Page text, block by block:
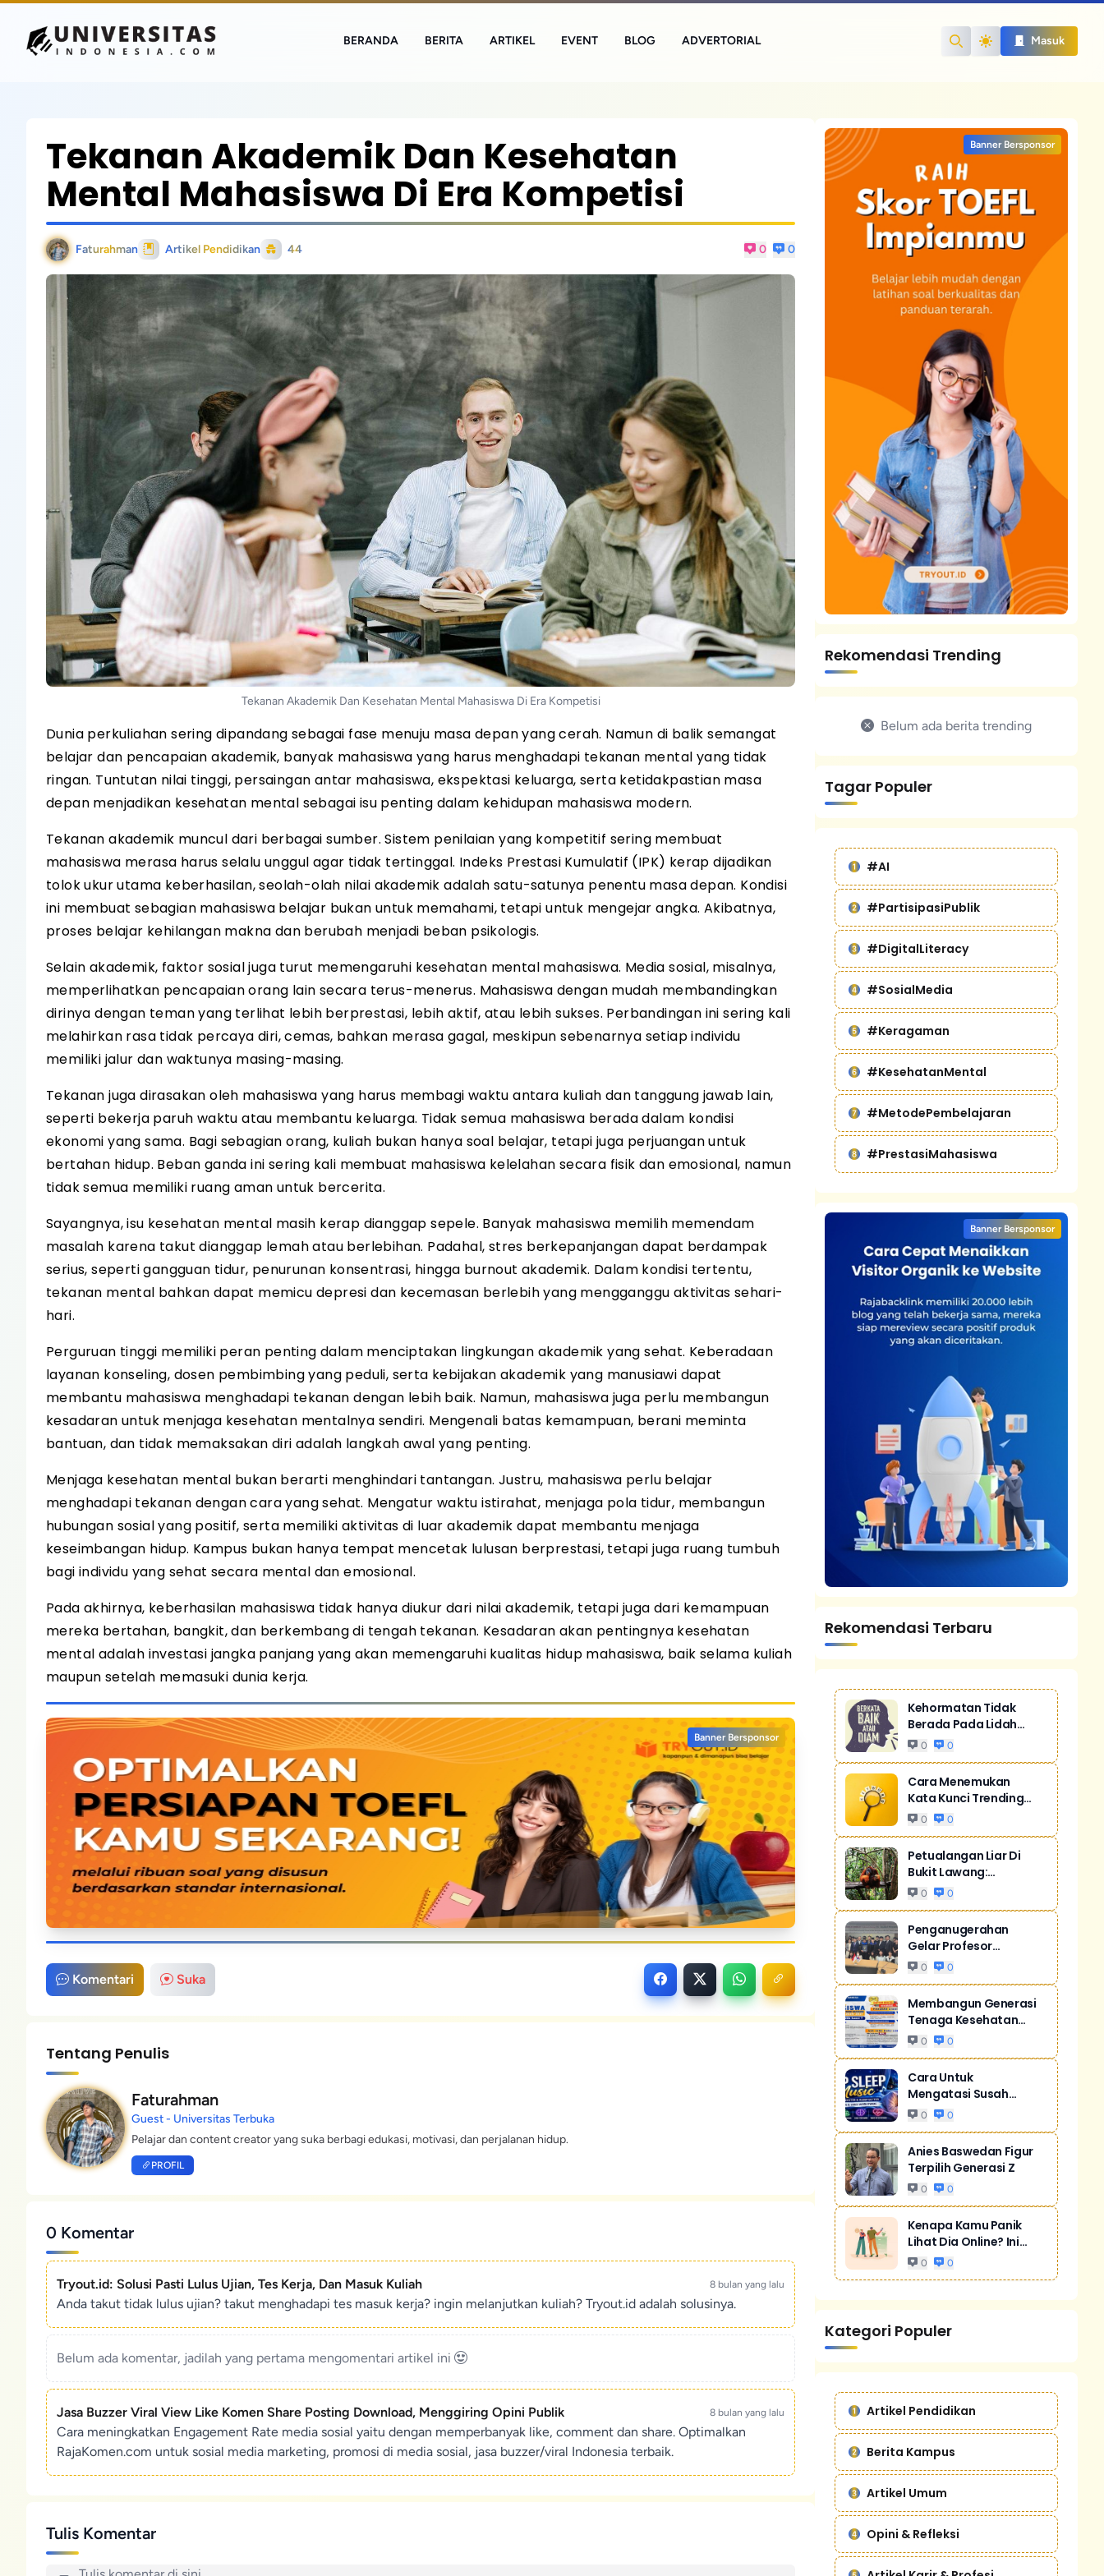
Search
Masuk
BERANDA BERITA ARTIKEL EVENT BLOG ADVERTORIAL
Tekanan Akademik Dan Kesehatan
Mental Mahasiswa Di Era Kompetisi
Faturahman Artikel Pendidikan 44 0 0
Tekanan Akademik Dan Kesehatan Mental Mahasiswa Di Era Kompetisi
Dunia perkuliahan sering dipandang sebagai fase menuju masa depan yang cerah. Namun di balik semangat
belajar dan pencapaian akademik, banyak mahasiswa yang harus menghadapi tekanan mental yang tidak
ringan. Tuntutan nilai tinggi, persaingan antar mahasiswa, ekspektasi keluarga, serta ketidakpastian masa
depan menjadikan kesehatan mental sebagai isu penting dalam kehidupan mahasiswa modern.
Tekanan akademik muncul dari berbagai sumber. Sistem penilaian yang kompetitif sering membuat
mahasiswa merasa harus selalu unggul agar tidak tertinggal. Indeks Prestasi Kumulatif (IPK) kerap dijadikan
tolok ukur utama keberhasilan, seolah-olah nilai akademik adalah satu-satunya penentu masa depan. Kondisi
ini membuat sebagian mahasiswa belajar bukan untuk memahami, tetapi untuk mengejar angka. Akibatnya,
proses belajar kehilangan makna dan berubah menjadi beban psikologis.
Selain akademik, faktor sosial juga turut memengaruhi kesehatan mental mahasiswa. Media sosial, misalnya,
memperlihatkan pencapaian orang lain secara terus-menerus. Mahasiswa dengan mudah membandingkan
dirinya dengan teman yang terlihat lebih berprestasi, lebih aktif, atau lebih sukses. Perbandingan ini sering kali
melahirkan rasa tidak percaya diri, cemas, bahkan merasa gagal, meskipun sebenarnya setiap individu
memiliki jalur dan waktunya masing-masing.
Tekanan juga dirasakan oleh mahasiswa yang harus membagi waktu antara kuliah dan tanggung jawab lain,
seperti bekerja paruh waktu atau membantu keluarga. Tidak semua mahasiswa berada dalam kondisi
ekonomi yang sama. Bagi sebagian orang, kuliah bukan hanya soal belajar, tetapi juga perjuangan untuk
bertahan hidup. Beban ganda ini sering kali membuat mahasiswa kelelahan secara fisik dan emosional, namun
tidak semua memiliki ruang aman untuk bercerita.
Sayangnya, isu kesehatan mental masih kerap dianggap sepele. Banyak mahasiswa memilih memendam
masalah karena takut dianggap lemah atau berlebihan. Padahal, stres berkepanjangan dapat berdampak
serius, seperti gangguan tidur, penurunan konsentrasi, hingga burnout akademik. Dalam kondisi tertentu,
tekanan mental bahkan dapat memicu depresi dan kecemasan berlebih yang mengganggu aktivitas sehari-
hari.
Perguruan tinggi memiliki peran penting dalam menciptakan lingkungan akademik yang sehat. Keberadaan
layanan konseling, dosen pembimbing yang peduli, serta kebijakan akademik yang manusiawi dapat
membantu mahasiswa menghadapi tekanan dengan lebih baik. Namun, mahasiswa juga perlu membangun
kesadaran untuk menjaga kesehatan mentalnya sendiri. Mengenali batas kemampuan, berani meminta
bantuan, dan tidak memaksakan diri adalah langkah awal yang penting.
Menjaga kesehatan mental bukan berarti menghindari tantangan. Justru, mahasiswa perlu belajar
menghadapi tekanan dengan cara yang sehat. Mengatur waktu istirahat, menjaga pola tidur, membangun
hubungan sosial yang positif, serta memiliki aktivitas di luar akademik dapat membantu menjaga
keseimbangan hidup. Kampus bukan hanya tempat mencetak lulusan berprestasi, tetapi juga ruang tumbuh
bagi individu yang sehat secara mental dan emosional.
Pada akhirnya, keberhasilan mahasiswa tidak hanya diukur dari nilai akademik, tetapi juga dari kemampuan
mereka bertahan, bangkit, dan berkembang di tengah tekanan. Kesadaran akan pentingnya kesehatan
mental adalah investasi jangka panjang yang akan memengaruhi kualitas hidup mahasiswa, baik selama kuliah
maupun setelah memasuki dunia kerja.
Banner Bersponsor
Komentari Suka
Tentang Penulis
Faturahman
Guest - Universitas Terbuka
Pelajar dan content creator yang suka berbagi edukasi, motivasi, dan perjalanan hidup.
PROFIL
0 Komentar
Tryout.id: Solusi Pasti Lulus Ujian, Tes Kerja, Dan Masuk Kuliah 8 bulan yang lalu
Anda takut tidak lulus ujian? takut menghadapi tes masuk kerja? ingin melanjutkan kuliah? Tryout.id adalah solusinya.
Belum ada komentar, jadilah yang pertama mengomentari artikel ini
Jasa Buzzer Viral View Like Komen Share Posting Download, Menggiring Opini Publik 8 bulan yang lalu
Cara meningkatkan Engagement Rate media sosial yaitu dengan memperbanyak like, comment dan share. Optimalkan
RajaKomen.com untuk sosial media marketing, promosi di media sosial, jasa buzzer/viral Indonesia terbaik.
Tulis Komentar
Banner Bersponsor
Rekomendasi Trending
Belum ada berita trending
Tagar Populer
#AI
#PartisipasiPublik
#DigitalLiteracy
#SosialMedia
#Keragaman
#KesehatanMental
#MetodePembelajaran
#PrestasiMahasiswa
Banner Bersponsor
Rekomendasi Terbaru
Kehormatan Tidak
Berada Pada Lidah
Yang Gemar Mere...
0 0
Cara Menemukan
Kata Kunci Trending
Untuk SEO
0 0
Petualangan Liar Di
Bukit Lawang:
Orangutan Sumatr...
0 0
Penganugerahan
Gelar Profesor
Kehormatan Dari Sill...
0 0
Membangun Generasi
Tenaga Kesehatan
Unggul Dan Men...
0 0
Cara Untuk
Mengatasi Susah
Tidur Akibat Stres
0 0
Anies Baswedan Figur
Terpilih Generasi Z
0 0
Kenapa Kamu Panik
Lihat Dia Online? Ini
Bukan Cuma...
0 0
Kategori Populer
Artikel Pendidikan
Berita Kampus
Artikel Umum
Opini & Refleksi